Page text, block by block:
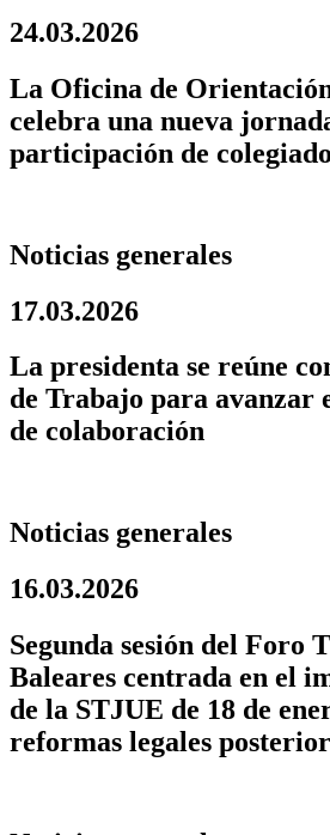
24.03.2026
La Oficina de
celebra una nueva
participación de
Noticias generales
17.03.2026
La presidenta se reúne
de Trabajo para avanzar
de colaboración
Noticias generales
16.03.2026
Segunda sesión del Foro
Baleares centrada en el
de la STJUE de 18 de
reformas legales